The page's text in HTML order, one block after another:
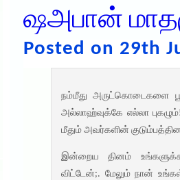
ஷஅபான்
Posted on 29th
நம்மீது அருட்கொடைகளை
அல்லாஹ்வுக்கே எல்லா
மீதும் அவர்களின்
இன்றைய தினம்
விட்டேன்;. மேலும் நான்